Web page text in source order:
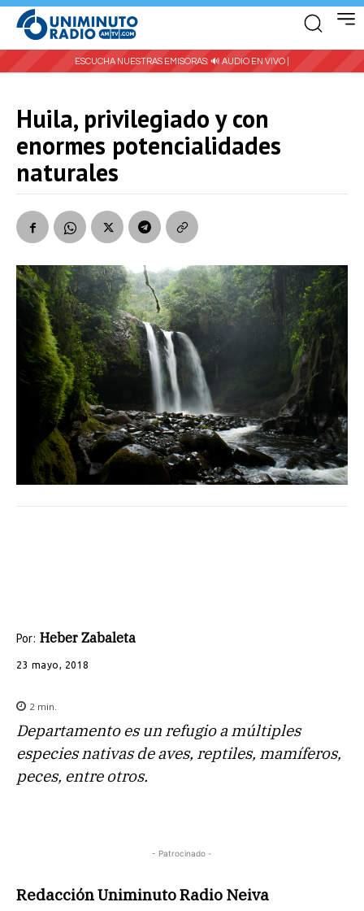
ESCUCHA NUESTRAS EMISORAS: 🔊 AUDIO EN VIVO |
Huila, privilegiado y con
enormes potencialidades
naturales
Por: Heber Zabaleta
23 mayo, 2018
2 min.
Departamento es un refugio a múltiples
especies nativas de aves, reptiles, mamíferos,
peces, entre otros.
- Patrocinado -
Redacción Uniminuto Radio Neiva